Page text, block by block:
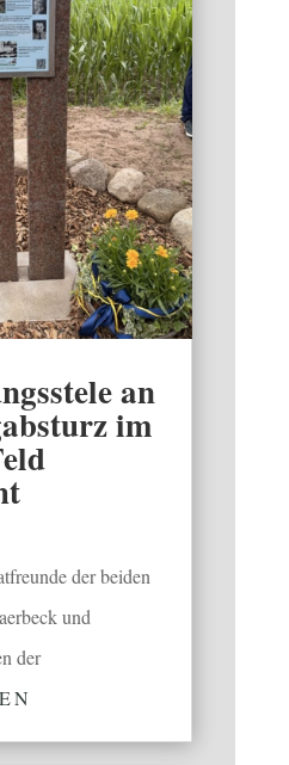
an
im
der beiden
und
der